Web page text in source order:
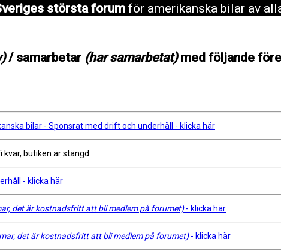
största forumför amerikanska bilar av
/ samarbetar (har samarbetat)med följande
bilar - Sponsrat med drift och underhåll - klicka här
butiken är stängd
- klicka här
det är kostnadsfritt att bli medlem på forumet)- klicka här
det är kostnadsfritt att bli medlem på forumet)- klicka här